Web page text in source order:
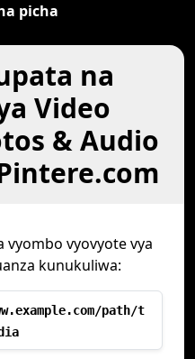
picha
na
Video
& Audio
vyombo vyovyote vya
kunukuliwa:
path/t